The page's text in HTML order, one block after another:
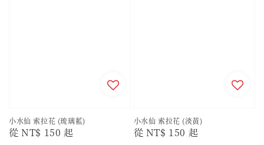
小水仙 索拉花 (琉璃藍)
Regular
從NT$ 150 起
小水仙 索拉花 (淡黃)
Regular
從 NT$ 150 起